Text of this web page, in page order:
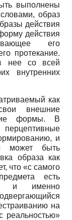
выполнены
образ
действия
действия
его
протекание.
нее со всей
внутренних
как
внешние
формы. В
и
может быть
образа как
что «с самого
есть
и именно
на
реальностью»